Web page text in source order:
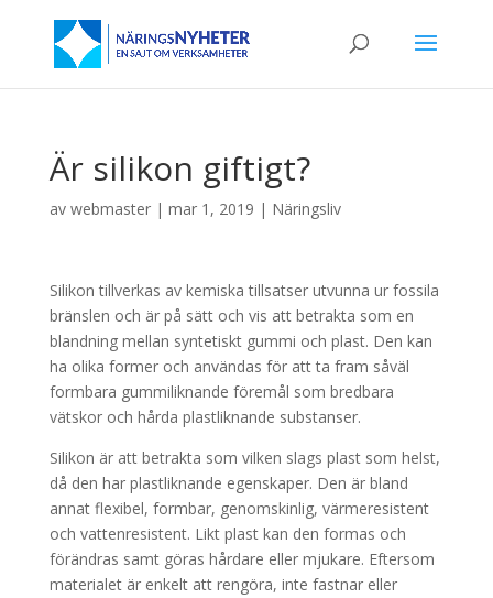
Är silikon giftigt?
av webmaster| mar 1, 2019 | Näringsliv
Silikon tillverkas av kemiska tillsatser utvunna ur fossila
bränslen och är på sätt och vis att betrakta som en
blandning mellan syntetiskt gummi och plast. Den kan
ha olika former och användas för att ta fram såväl
formbara gummiliknande föremål som bredbara
vätskor och hårda plastliknande substanser.
Silikon är att betrakta som vilken slags plast som helst,
då den har plastliknande egenskaper. Den är bland
annat flexibel, formbar, genomskinlig, värmeresistent
och vattenresistent. Likt plast kan den formas och
förändras samt göras hårdare eller mjukare. Eftersom
materialet är enkelt att rengöra, inte fastnar eller